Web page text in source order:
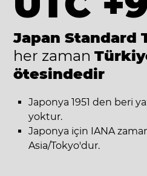
Japan Standard
her zaman
ötesindedir
Japonya 1951 den beri
yoktur.
Japonya için IANA
Asia/Tokyo'dur.